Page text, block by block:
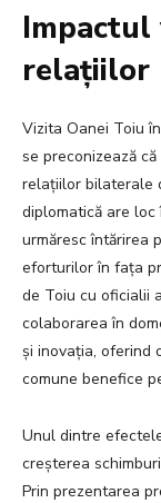
Impactul
relațiilor
Vizita Oanei Toiu
se preconizează
relațiilor bilaterale
diplomatică are
urmăresc întărirea
eforturilor în fața
de Toiu cu oficialii
colaborarea în
și inovația, oferind
comune benefice
Unul dintre
creșterea
Prin prezentarea